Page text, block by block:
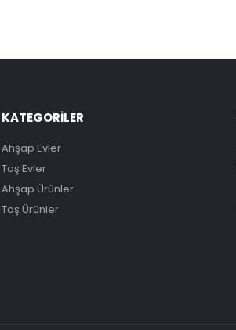
KATEGORİLER
Ahşap Evler
Taş Evler
Ahşap Ürünler
Taş Ürünler